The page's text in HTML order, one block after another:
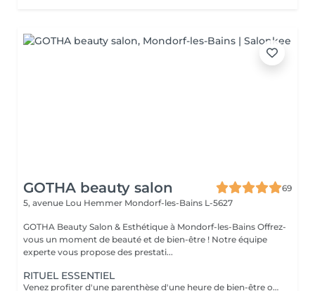
GOTHA beauty salon
69
5, avenue Lou Hemmer Mondorf-les-Bains L-5627
GOTHA Beauty Salon & Esthétique à Mondorf-les-Bains Offrez-
vous un moment de beauté et de bien-être ! Notre équipe
experte vous propose des prestati...
RITUEL ESSENTIEL
Venez profiter d'une parenthèse d'une heure de bien-être où cuir chevelu et cheveux sont sublimés grâce à des soins personnalisés. Laissez-vous guider dans une première immersion douce et profondément relaxante.